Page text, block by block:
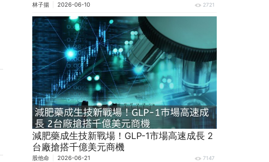
林子揚 2026-06-10 2721
減肥藥成生技新戰場！GLP-1市場高速成長 2
台廠搶搭千億美元商機
股他命 2026-06-21 7147